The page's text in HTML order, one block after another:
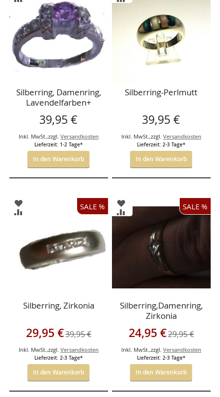
HINZUFÜGEN
VERGLEICHSLISTE
HINZUFÜGEN
Silberring, Damenring,
Lavendelfarben+
Zirkonia
39,95 €
Inkl. MwSt.,zzgl. Versandkosten
Lieferzeit: 1-2 Tage*
In den Warenkorb
HINZUFÜGEN
Silberring-Perlmutt
39,95 €
Inkl. MwSt.,zzgl. Versandkosten
Lieferzeit: 2-3 Tage*
In den Warenkorb
SALE %
ZUR
WUNSCHLISTE
ZUR
Silberring, Zirkonia
Sonderangebot
29,95 €39,95 €
Inkl. MwSt. ,zzgl. Versandkosten
Lieferzeit: 2-3 Tage*
In den Warenkorb
SALE %
ZUR
WUNSCHLISTE
HINZUFÜGEN
ZUR
VERGLEICHSLISTE
HINZUFÜGEN
Silberring,Damenring,
Zirkonia
Sonderangebot
24,95 €29,95 €
Inkl. MwSt. ,zzgl. Versandkosten
Lieferzeit: 2-3 Tage*
In den Warenkorb